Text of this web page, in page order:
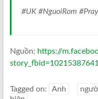
#UK #NguoiRom
Nguồn: https://
Tagged on: Anh